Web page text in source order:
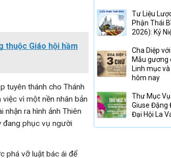
thuộc Giáo hội hầm
tuyên thánh cho Thánh
vì một nền nhân bản
ra hình ảnh Thiên
đang phục vụ người
phá vỡ luật bác ái để
Tư Liệu
Phận Thái
2026): Kỷ
Cha Diệp
Mẫu gương
Linh mục
hôm nay
Thư Mục
Giuse Đặng
Đại Hội La